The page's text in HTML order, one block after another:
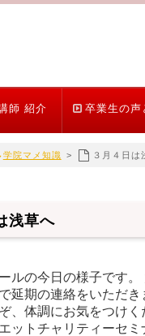
師 紹介 卒業生の声
学院マメ知識 > ３月４日は
浅草へ
ルの今日の様子です
延期の連絡をいただ
、体調にお気をつけ
ットチャリティーセ